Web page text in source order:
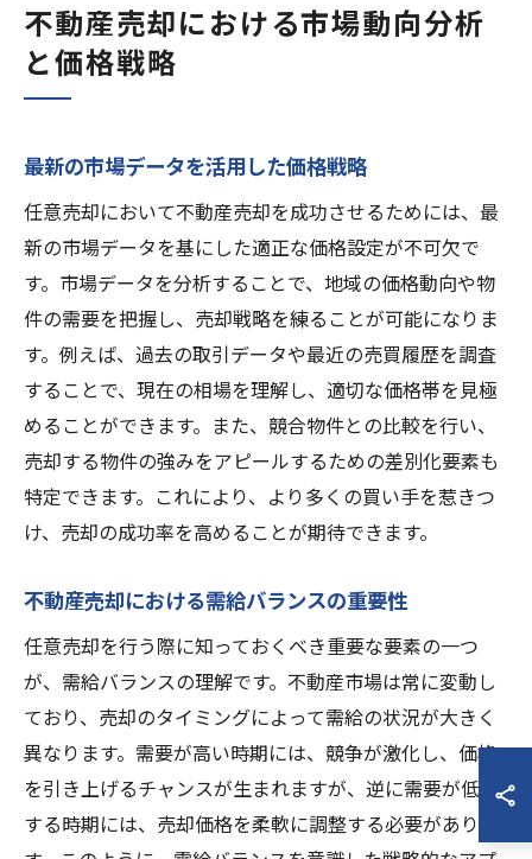
不動産売却における市場動向分析
と価格戦略
最新の市場データを活用した価格戦略
任意売却において不動産売却を成功させるためには、最
新の市場データを基にした適正な価格設定が不可欠で
す。市場データを分析することで、地域の価格動向や物
件の需要を把握し、売却戦略を練ることが可能になりま
す。例えば、過去の取引データや最近の売買履歴を調査
することで、現在の相場を理解し、適切な価格帯を見極
めることができます。また、競合物件との比較を行い、
売却する物件の強みをアピールするための差別化要素も
特定できます。これにより、より多くの買い手を惹きつ
け、売却の成功率を高めることが期待できます。
不動産売却における需給バランスの重要性
任意売却を行う際に知っておくべき重要な要素の一つ
が、需給バランスの理解です。不動産市場は常に変動し
ており、売却のタイミングによって需給の状況が大きく
異なります。需要が高い時期には、競争が激化し、価格
を引き上げるチャンスが生まれますが、逆に需要が低迷
する時期には、売却価格を柔軟に調整する必要がありま